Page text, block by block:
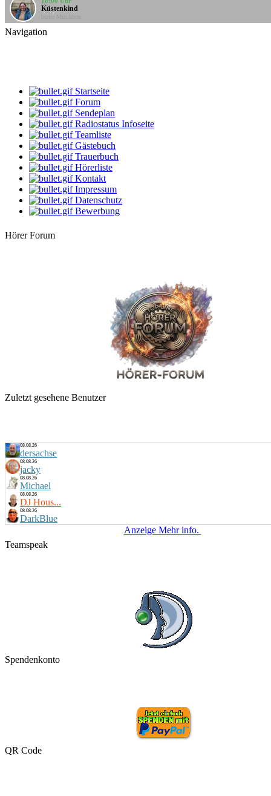
bunte Musikbox
20:00 Uhr
Gute Laune Musik
10:00 Uhr
klaus
Gute Laune Musik
12:00 Uhr
DarthVader
Die beste Musik, der beste Mix
14:00 Uhr
dersachse
Volksmusik & Schlager
StarClub
Navigation
Startseite
Forum
Sendeplan
Radiostatus Infoseite
Teamliste
Gästebuch
Trauerbuch
Hörerliste
Kontakt
Impressum
Datenschutz
Bewerbung
Hörer Forum
Zuletzt gesehene Benutzer
08.08.26
dersachse
08.08.26
jacky
08.08.26
Michael
08.08.26
DJ Hous...
08.08.26
DarkBlue
Anzeige Mehr info.
Teamspeak
Spendenkonto
QR Code